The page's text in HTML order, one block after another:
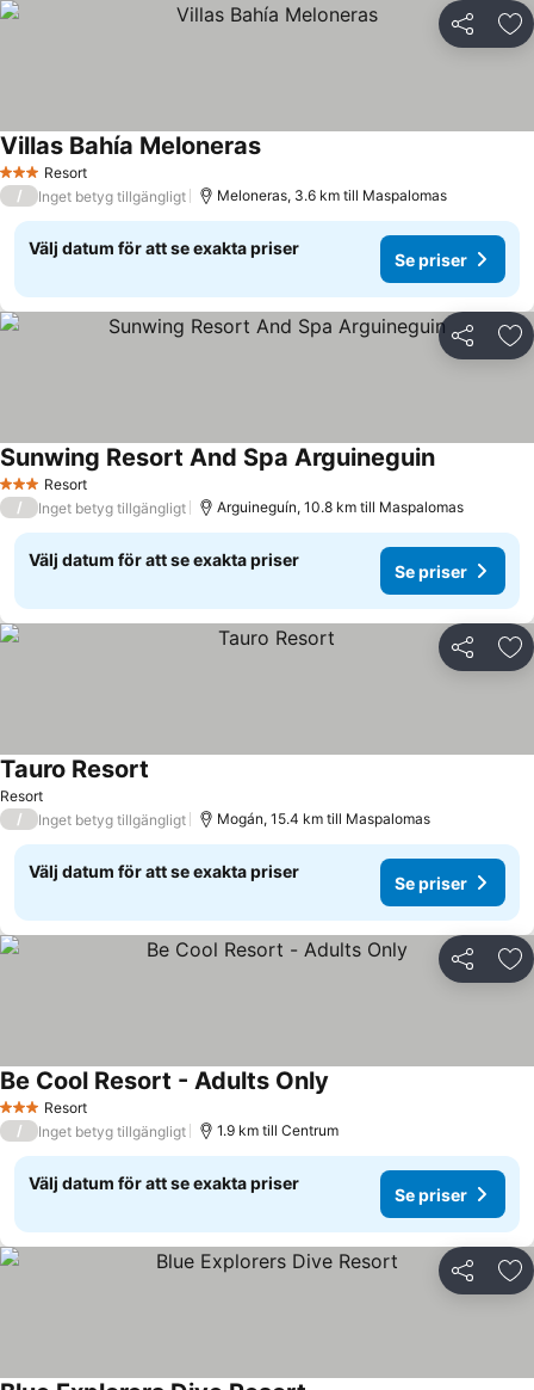
Dela
3 StjärnorResort
Villas Bahía Meloneras
/ Inget betyg tillgängligt Meloneras, 3.6 km till Maspalomas
Välj datum för att se exakta priser
Se priser
Dela
3 StjärnorResort
Sunwing Resort And Spa Arguineguin
/ Inget betyg tillgängligt Arguineguín, 10.8 km till Maspalomas
Välj datum för att se exakta priser
Se priser
Dela
Resort
Tauro Resort
/ Inget betyg tillgängligt Mogán, 15.4 km till Maspalomas
Välj datum för att se exakta priser
Se priser
Dela
3 StjärnorResort
Be Cool Resort - Adults Only
/ Inget betyg tillgängligt 1.9 km till Centrum
Välj datum för att se exakta priser
Se priser
Dela